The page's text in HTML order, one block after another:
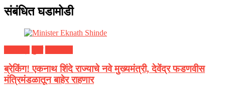
संबंधित घडामोडी
ब्रेकिंग! एकनाथ शिंदे राज्याचे नवे मुख्यमंत्री, देवेंद्र फडणवीस
मंत्रिमंडळातून बाहेर राहणार